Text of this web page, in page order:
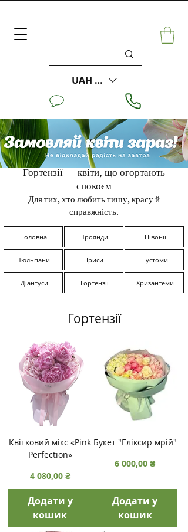
UAH (₴)
Гортензії — квіти, що огортають
спокоєм
Для тих, хто любить тишу, красу й
справжність.
Головна
Тюльпани
Діантуси
Троянди
Іриси
Гортензії
Півонії
Еустоми
Хризантеми
Гортензії
Квітковий мікс «Pink
Perfection»
Ціна
4 080,00 ₴
Додати у
кошик
Букет "Еліксир мрій"
Ціна
6 000,00 ₴
Додати у
кошик